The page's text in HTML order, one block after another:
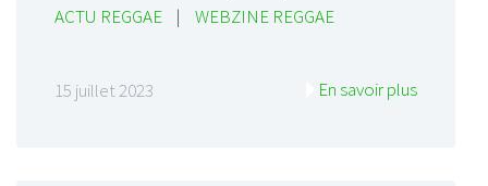
ACTU REGGAE | WEBZINE REGGAE
15 juillet 2023 En savoir plus